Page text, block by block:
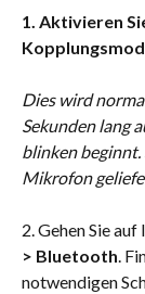
1. Aktivieren
Dies wird
Sekunden lang
blinken beginnt.
Mikrofon
2. Gehen Sie
> Bluetooth.
notwendigen